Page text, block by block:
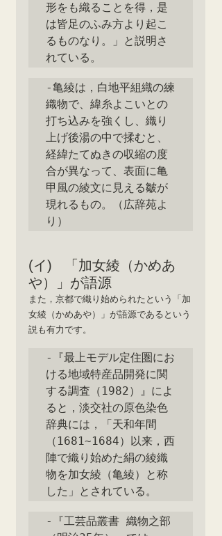
形をも織ることを得，是
は皆足のふみ方より起こ
るものなり。」と説明さ
れている。
‐亀綾は，白地平組織の練
織物で、緯糸よこいとの
打ち込みを強くし、織り
上げ後湯の中で揉むと、
経緯たてぬきの収縮の度
合が異なって、表面に亀
甲風の綾文に見える皺が
現れるもの。（広辞苑よ
り）
(イ)   「加女綾（かめあ
や）」が語源
また，京都で織り始められたという「加
女綾（かめあや）」が語源であるという
説も有力です。
‐『最上モデル定住圏にお
ける地域特産品開発に関
する調査（1982）』によ
ると，淡交社の原色染色
辞典には，「天和年間
（1681~1684）以来，西
陣で織り始めた絹の綾織
物を加女綾（亀綾）と称
した」とされている。
‐『工芸品叢書 織物之部